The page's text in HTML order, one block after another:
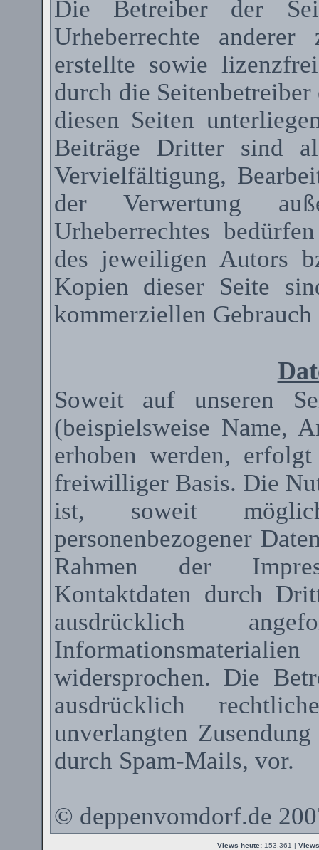
Die Betreiber der
Urheberrechte
erstellte sowie
durch die
diesen Seiten
Beiträge Dritter sind
Vervielfältigung,
der Verwertung
Urheberrechtes
des jeweiligen Autors
Kopien dieser Seite
kommerziellen Gebrauch
Soweit auf unseren
(beispielsweise Name,
erhoben werden,
freiwilliger Basis. Die
ist, soweit
personenbezogener
Rahmen der
Kontaktdaten durch
ausdrücklich
widersprochen. Die
ausdrücklich
unverlangten
durch Spam-Mails, vor.
© deppenvomdorf.de
Views heute:153.361 |